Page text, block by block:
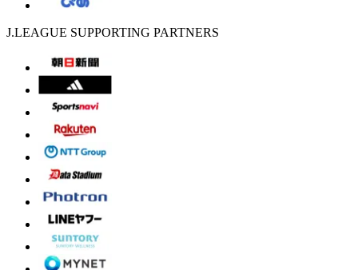
J.LEAGUE SUPPORTING PARTNERS